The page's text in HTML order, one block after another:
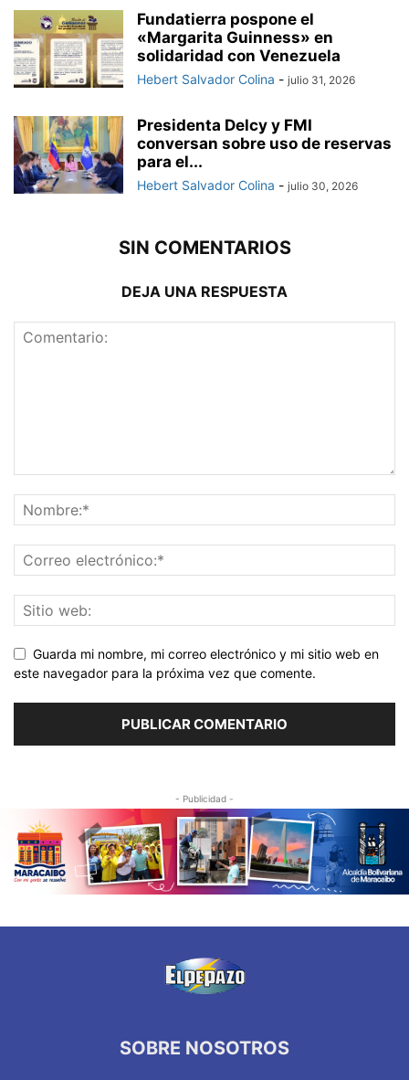
Fundatierra pospone el
«Margarita Guinness» en
solidaridad con Venezuela
Hebert Salvador Colina - julio 31, 2026
Presidenta Delcy y FMI
conversan sobre uso de reservas
para el...
Hebert Salvador Colina - julio 30, 2026
SIN COMENTARIOS
DEJA UNA RESPUESTA
Guarda mi nombre, mi correo electrónico y mi sitio web en
este navegador para la próxima vez que comente.
- Publicidad -
SOBRE NOSOTROS